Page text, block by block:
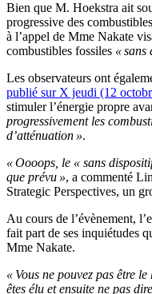
Bien que M. Hoekstra ait
progressive des
à l’appel de Mme Nakate
combustibles fossiles « sans
Les observateurs ont
publié sur X jeudi (12
stimuler l’énergie propre
progressivement les
d’atténuation ».
« Oooops, le « sans
que prévu », a commenté
Strategic Perspectives, un
Au cours de l’évènement,
fait part de ses inquiétudes
Mme Nakate.
« Vous ne pouvez pas être
êtes élu et ensuite ne pas